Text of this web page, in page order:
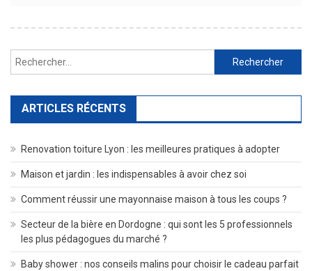
Rechercher :
ARTICLES RÉCENTS
Renovation toiture Lyon : les meilleures pratiques à adopter
Maison et jardin : les indispensables à avoir chez soi
Comment réussir une mayonnaise maison à tous les coups ?
Secteur de la bière en Dordogne : qui sont les 5 professionnels
les plus pédagogues du marché ?
Baby shower : nos conseils malins pour choisir le cadeau parfait